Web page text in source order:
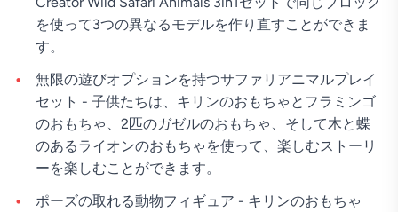
を使って3つの異なるモデルを作り直すことができま
す。
無限の遊びオプションを持つサファリアニマルプレイ
セット - 子供たちは、キリンのおもちゃとフラミンゴ
のおもちゃ、2匹のガゼルのおもちゃ、そして木と蝶
のあるライオンのおもちゃを使って、楽しむストーリ
ーを楽しむことができます。
ポーズの取れる動物フィギュア - キリンのおもちゃ